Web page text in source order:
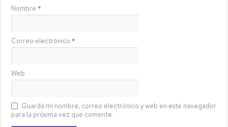
Nombre *
Correo electrónico *
Web
Guarda mi nombre, correo electrónico y web en este navegador
para la próxima vez que comente.